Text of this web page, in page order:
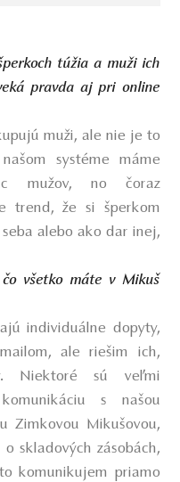
túžia a muži ich
pravda aj pri online
muži, ale nie je to
systéme máme
mužov, no čoraz
trend, že si šperkom
alebo ako dar inej,
všetko máte v Mikuš
individuálne dopyty,
ale riešim ich,
Niektoré sú veľmi
s našou
Zimkovou Mikušovou,
skladových zásobách,
komunikujem priamo